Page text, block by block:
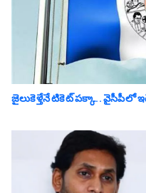
జైలుకెళ్తేనే టికెట్ పక్కా.. వైసీపీలో